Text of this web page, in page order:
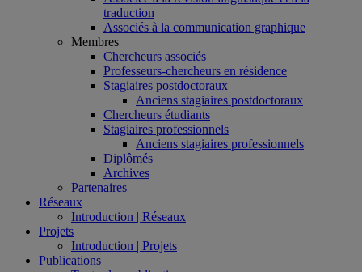
traduction
Associés à la communication graphique
Membres
Chercheurs associés
Professeurs-chercheurs en résidence
Stagiaires postdoctoraux
Anciens stagiaires postdoctoraux
Chercheurs étudiants
Stagiaires professionnels
Anciens stagiaires professionnels
Diplômés
Archives
Partenaires
Réseaux
Introduction | Réseaux
Projets
Introduction | Projets
Publications